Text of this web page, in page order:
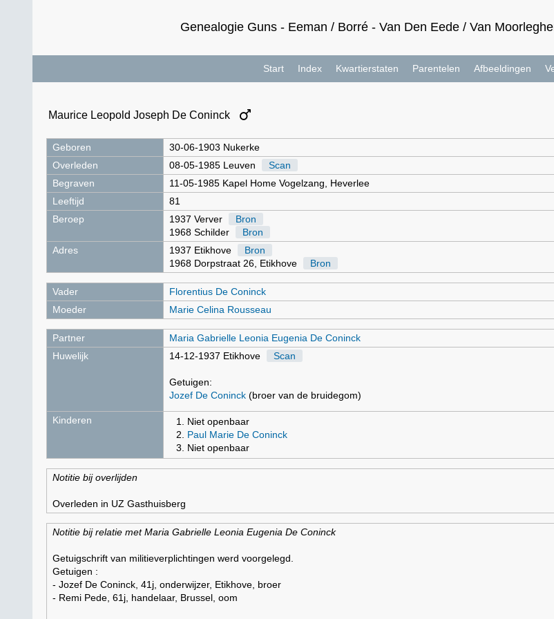
Genealogie Guns - Eeman / Borré - Van Den Eede / Van
Start Index Kwartierstaten Parentelen Afbeeldingen
Maurice Leopold Joseph De Coninck
Geboren
30-06-1903 Nukerke
Overleden
08-05-1985 Leuven
Scan
Begraven
11-05-1985 Kapel Home Vogelzang, Heverlee
Leeftijd
81
Beroep
1937 Verver
Bron
1968 Schilder
Bron
Adres
1937 Etikhove
Bron
1968 Dorpstraat 26, Etikhove
Bron
Vader
Florentius De Coninck
Moeder
Marie Celina Rousseau
Partner
Maria Gabrielle Leonia Eugenia De Coninck
Huwelijk
14-12-1937 Etikhove Scan
Getuigen:
Jozef De Coninck (broer van de bruidegom)
Kinderen
Niet openbaar
Paul Marie De Coninck
Niet openbaar
Notitie bij overlijden
Overleden in UZ Gasthuisberg
Notitie bij relatie met Maria Gabrielle Leonia Eugenia De Coninck
Getuigschrift van militieverplichtingen werd voorgelegd.
Getuigen :
- Jozef De Coninck, 41j, onderwijzer, Etikhove, broer
- Remi Pede, 61j, handelaar, Brussel, oom